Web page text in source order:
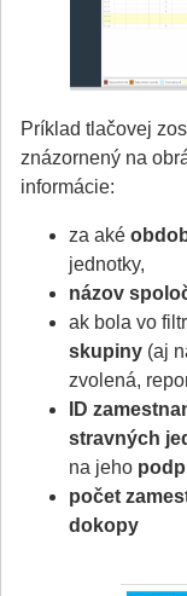
Príklad tlačovej
znázornený na
informácie:
za aké
jednotky,
názov
ak bola vo
skupiny (aj
zvolená,
ID
stravných
na jeho
počet
dokopy